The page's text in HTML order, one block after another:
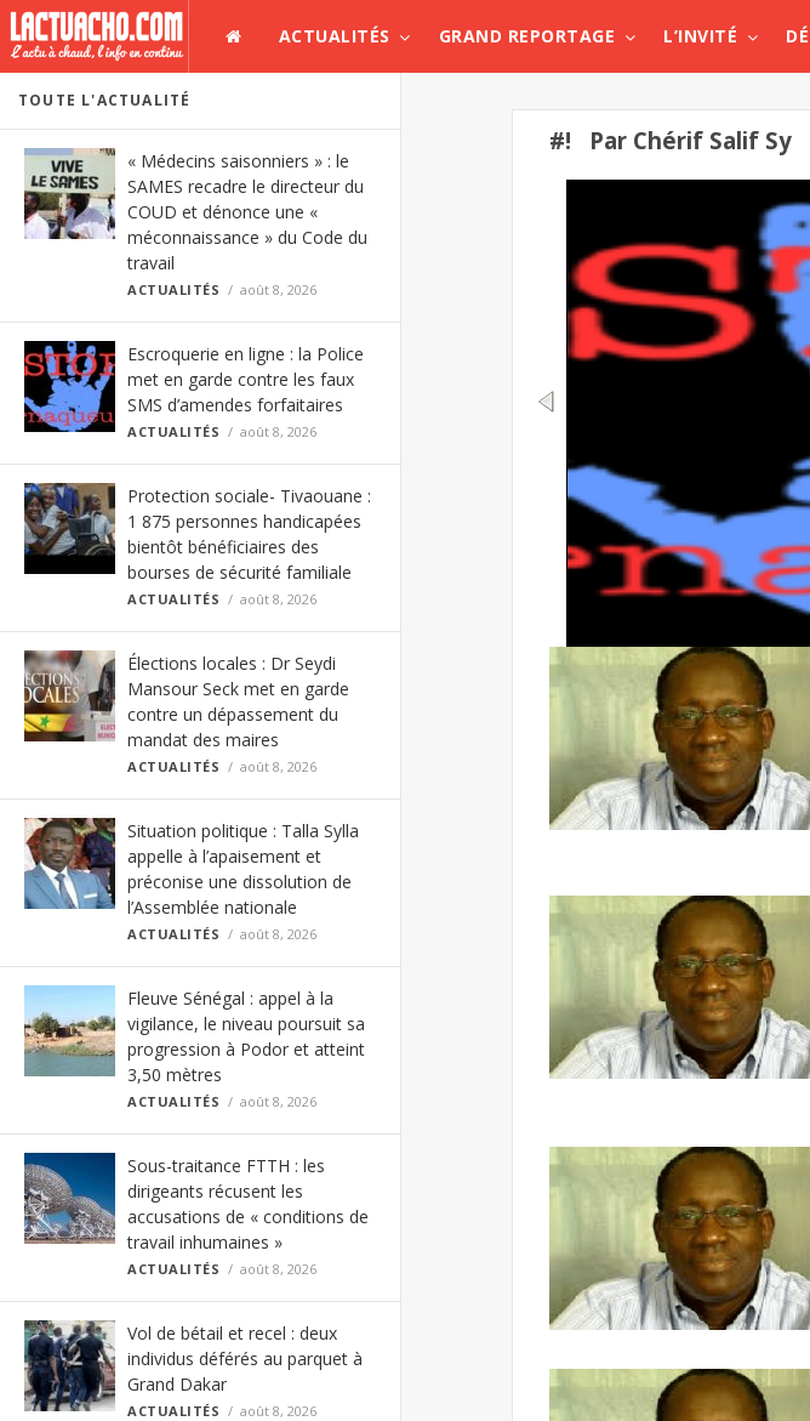
ACTUALITÉS GRAND REPORTAGE L’INVITÉ
TOUTE L'ACTUALITÉ
« Médecins saisonniers » : le
SAMES recadre le directeur du
COUD et dénonce une «
méconnaissance » du Code du
travail
ACTUALITÉS août 8, 2026
Escroquerie en ligne : la Police
met en garde contre les faux
SMS d’amendes forfaitaires
ACTUALITÉS août 8, 2026
Protection sociale- Tivaouane :
1 875 personnes handicapées
bientôt bénéficiaires des
bourses de sécurité familiale
ACTUALITÉS août 8, 2026
Élections locales : Dr Seydi
Mansour Seck met en garde
contre un dépassement du
mandat des maires
ACTUALITÉS août 8, 2026
Situation politique : Talla Sylla
appelle à l’apaisement et
préconise une dissolution de
l’Assemblée nationale
ACTUALITÉS août 8, 2026
Fleuve Sénégal : appel à la
vigilance, le niveau poursuit sa
progression à Podor et atteint
3,50 mètres
ACTUALITÉS août 8, 2026
Sous-traitance FTTH : les
dirigeants récusent les
accusations de « conditions de
travail inhumaines »
ACTUALITÉS août 8, 2026
Vol de bétail et recel : deux
individus déférés au parquet à
Grand Dakar
ACTUALITÉS août 8, 2026
#! Par Chérif Salif Sy
Escroquerie en ligne : la
La Police nationale met en garde